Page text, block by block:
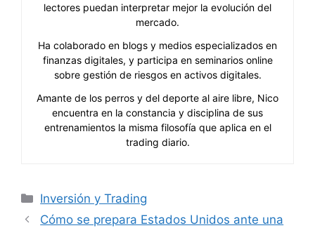
lectores puedan interpretar mejor la evolución del
mercado.
Ha colaborado en blogs y medios especializados en
finanzas digitales, y participa en seminarios online
sobre gestión de riesgos en activos digitales.
Amante de los perros y del deporte al aire libre, Nico
encuentra en la constancia y disciplina de sus
entrenamientos la misma filosofía que aplica en el
trading diario.
Categorías
Inversión y Trading
Cómo se prepara Estados Unidos ante una